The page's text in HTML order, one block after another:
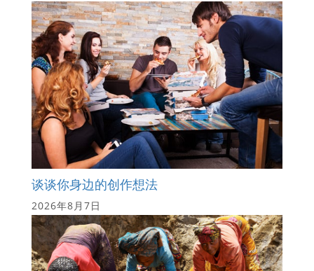
谈谈你身边的创作想法
2026年8月7日